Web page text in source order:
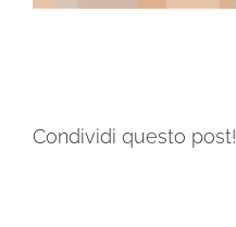
Condividi questo post!